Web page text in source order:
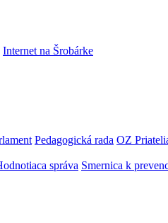
Internet na Šrobárke
Pedagogická rada OZ
správa Smernica k